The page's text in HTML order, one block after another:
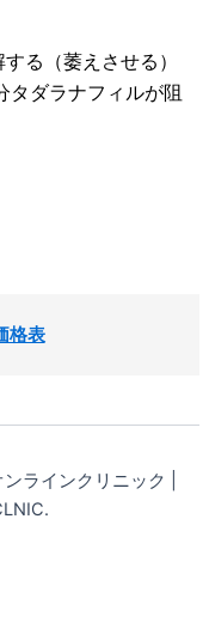
る（萎えさせる）
タダラナフィルが阻
格表
ラインクリニック |